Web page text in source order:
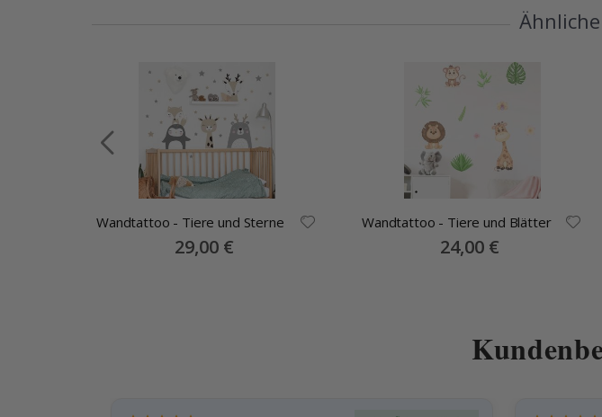
Wandtattoo - Tiere und Sterne
Special
Price
29,00 €
Wandtattoo - Tiere und Blätter
Special
Price
24,00 €